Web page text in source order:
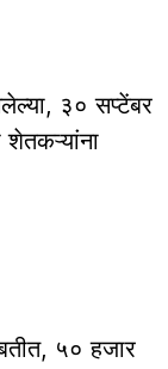
३० सप्टेंबर
५० हजार